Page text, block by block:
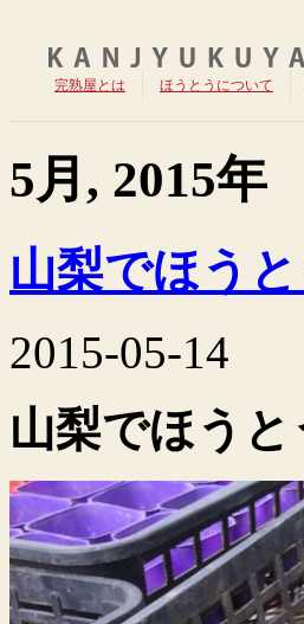
完熟屋とは ほうとうについて
5月, 2015年
山梨でほう
2015-05-14
山梨でほう